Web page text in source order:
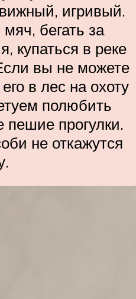
игривый.
бегать за
купаться в реке
вы не можете
в лес на охоту
полюбить
прогулки.
не откажутся